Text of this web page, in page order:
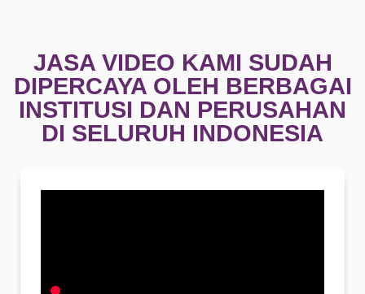
JASA VIDEO KAMI SUDAH
DIPERCAYA OLEH BERBAGAI
INSTITUSI DAN PERUSAHAN
DI SELURUH INDONESIA